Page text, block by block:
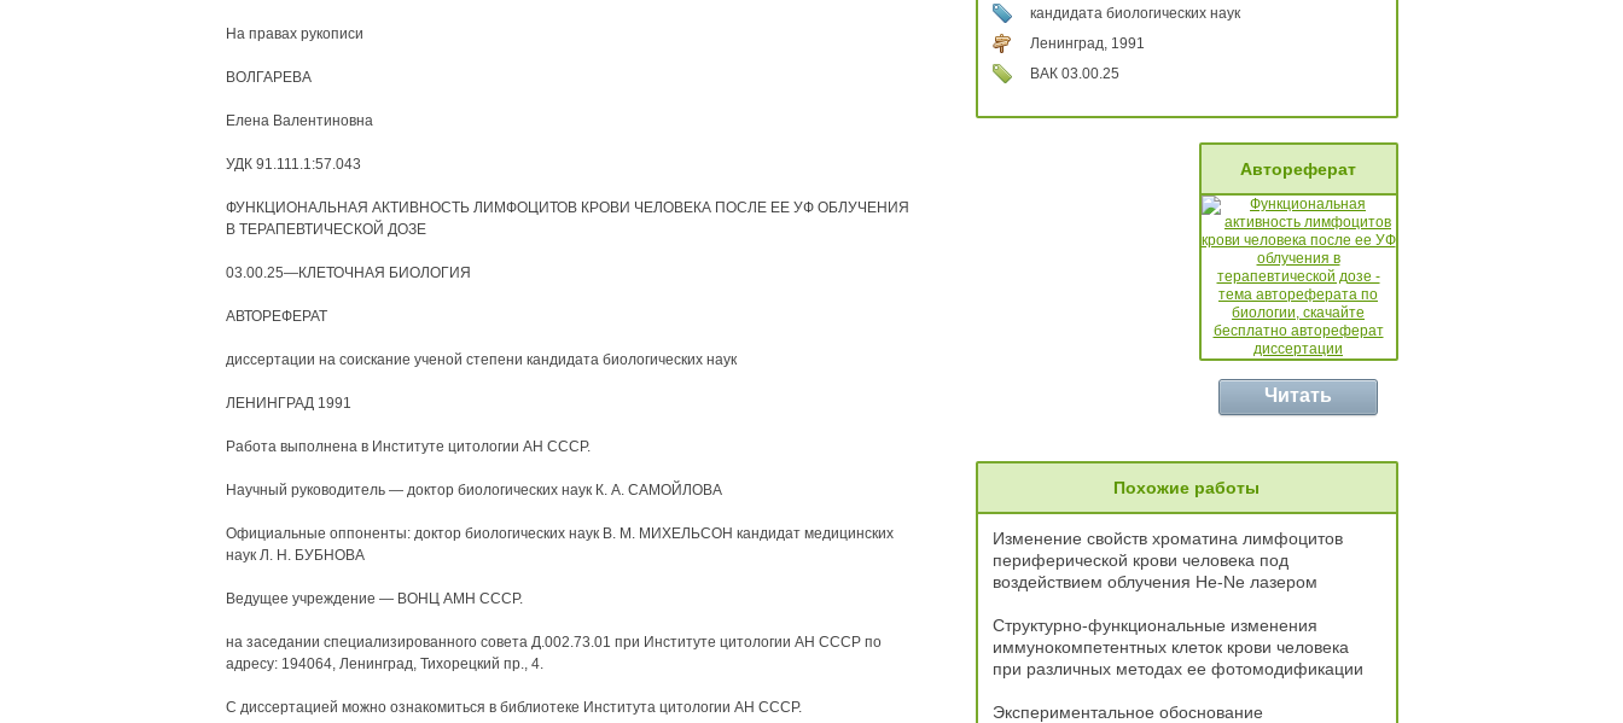
На правах рукописи
ВОЛГАРЕВА
Елена Валентиновна
УДК 91.111.1:57.043
ФУНКЦИОНАЛЬНАЯ АКТИВНОСТЬ ЛИМФОЦИТОВ КРОВИ ЧЕЛОВЕКА ПОСЛЕ ЕЕ УФ ОБЛУЧЕНИЯ
В ТЕРАПЕВТИЧЕСКОЙ ДОЗЕ
03.00.25—КЛЕТОЧНАЯ БИОЛОГИЯ
АВТОРЕФЕРАТ
диссертации на соискание ученой степени кандидата биологических наук
ЛЕНИНГРАД 1991
Работа выполнена в Институте цитологии АН СССР.
Научный руководитель — доктор биологических наук К. А. САМОЙЛОВА
Официальные оппоненты: доктор биологических наук В. М. МИХЕЛЬСОН кандидат медицинских
наук Л. Н. БУБНОВА
Ведущее учреждение — ВОНЦ АМН СССР.
на заседании специализированного совета Д.002.73.01 при Институте цитологии АН СССР по
адресу: 194064, Ленинград, Тихорецкий пр., 4.
С диссертацией можно ознакомиться в библиотеке Института цитологии АН СССР.
кандидата биологических наук
Ленинград, 1991
ВАК 03.00.25
Автореферат
Читать
Похожие работы
Изменение свойств хроматина лимфоцитов
периферической крови человека под
воздействием облучения He-Ne лазером
Структурно-функциональные изменения
иммунокомпетентных клеток крови человека
при различных методах ее фотомодификации
Экспериментальное обоснование